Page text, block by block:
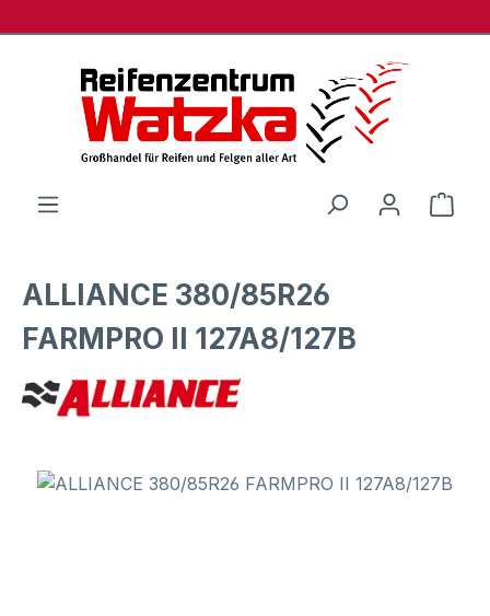
ALLIANCE 380/85R26
FARMPRO II 127A8/127B
Bildergalerie überspringen